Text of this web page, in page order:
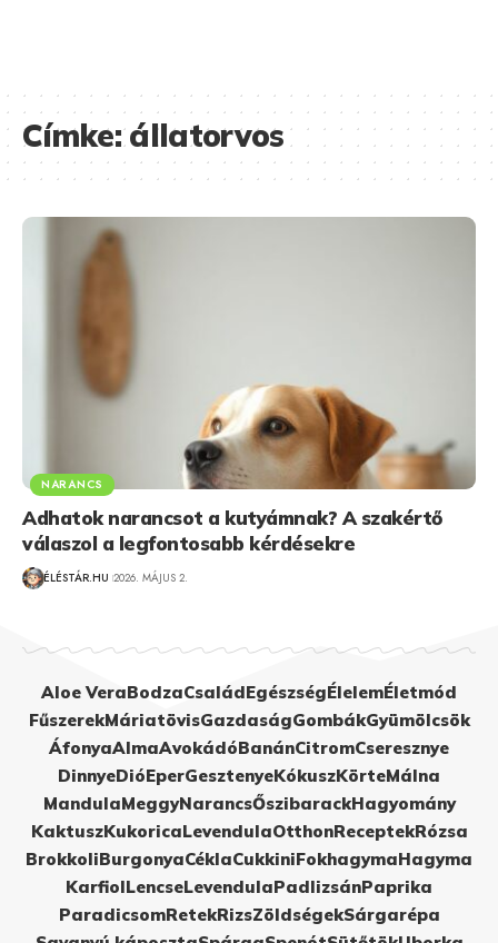
Címke:állatorvos
NARANCS
Adhatok narancsot a kutyámnak? A szakértő
válaszol a legfontosabb kérdésekre
ÉLÉSTÁR.HU 2026. MÁJUS 2.
Aloe VeraBodzaCsaládEgészségÉlelemÉletmód
FűszerekMáriatövisGazdaságGombákGyümölcsök
ÁfonyaAlmaAvokádóBanánCitromCseresznye
DinnyeDióEperGesztenyeKókuszKörteMálna
MandulaMeggyNarancsŐszibarackHagyomány
KaktuszKukoricaLevendulaOtthonReceptekRózsa
BrokkoliBurgonyaCéklaCukkiniFokhagymaHagyma
KarfiolLencseLevendulaPadlizsánPaprika
ParadicsomRetekRizsZöldségekSárgarépa